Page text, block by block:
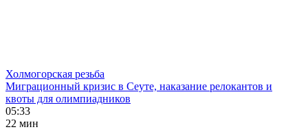
Холмогорская резьба
Миграционный кризис в Сеуте, наказание релокантов и
квоты для олимпиадников
05:33
22 мин